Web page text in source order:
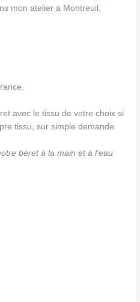
mon atelier à Montreuil.
avec le tissu de votre choix si
tissu, sur simple demande.
béret à la main et à l’eau